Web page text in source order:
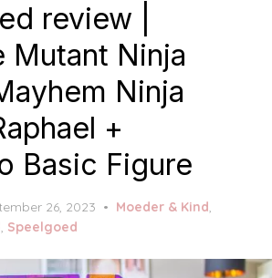
review |
Mutant Ninja
Ninja
+
Basic Figure
26, 2023 Moeder & Kind,
, Speelgoed